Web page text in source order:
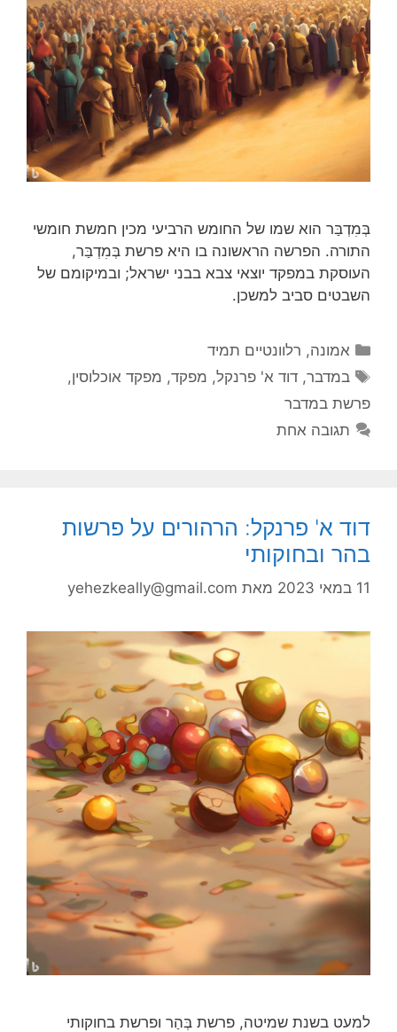
בְּמִדְבַּר הוא שמו של החומש הרביעי מכין חמשת חומשי
התורה. הפרשה הראשונה בו היא פרשת בְּמִדְבַּר,
העוסקת במפקד יוצאי צבא בבני ישראל; ובמיקומם של
השבטים סביב למשכן.
קטגוריות
אמונה, רלוונטיים תמיד
תגיות
במדבר,דוד א' פרנקל, מפקד, מפקד אוכלוסין,
פרשת במדבר
תגובה אחת
דוד א' פרנקל: הרהורים על פרשות
בהר ובחוקותי
11 במאי 2023 מאת yehezkeally@gmail.com
למעט בשנת שמיטה, פרשת בְּהַר ופרשת בחוקותי